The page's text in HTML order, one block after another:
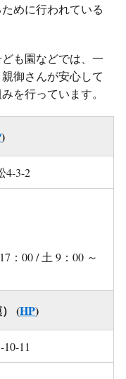
めに行われている
も園などでは、一
御さんが安心して
を行っています。
)
4-3-2
：00 / 土 9：00 ～
(HP)
11